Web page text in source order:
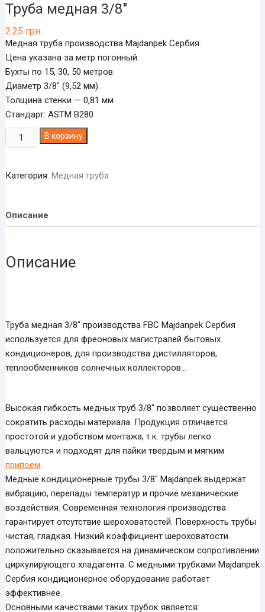
Труба медная 3/8″
2.25 грн
Медная труба производства Majdanpek Сербия.
Цена указана за метр погонный.
Бухты по 15, 30, 50 метров.
Диаметр 3/8″ (9,52 мм).
Толщина стенки — 0,81 мм.
Стандарт: ASTM B280
Количество
товара
медная
В корзину
Категория: Медная труба
Описание
Описание
Труба медная 3/8″ производства FBC Majdanpek Сербия
используется для фреоновых магистралей бытовых
кондиционеров, для производства дистилляторов,
теплообменников солнечных коллекторов…
Высокая гибкость медных труб 3/8″ позволяет существенно
сократить расходы материала. Продукция отличается
простотой и удобством монтажа, т.к. трубы легко
вальцуются и подходят для пайки твердым и мягким
припоем.
Медные кондиционерные трубы 3/8″ Majdanpek выдержат
вибрацию, перепады температур и прочие механические
воздействия. Современная технология производства
гарантирует отсутствие шероховатостей. Поверхность трубы
чистая, гладкая. Низкий коэффициент шероховатости
положительно сказывается на динамическом сопротивлении
циркулирующего хладагента. С медными трубками Majdanpek
Сербия кондиционерное оборудование работает
эффективнее.
Основными качествами таких трубок является: